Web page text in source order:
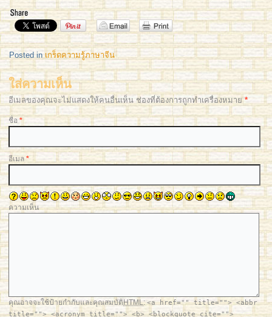
Posted in เกร็ดความรู้ภาษาจีน
ใส่ความเห็น
อีเมลของคุณจะไม่แสดงให้คนอื่นเห็น ช่องที่ต้องการถูกทำเครื่องหมาย*
ชื่อ*
อีเมล*
ความเห็น
คุณอาจจะใช้ป้ายกำกับและคุณสมบัติHTML:<a href="" title=""> <abbr
title=""> <acronym title=""> <b> <blockquote cite="">